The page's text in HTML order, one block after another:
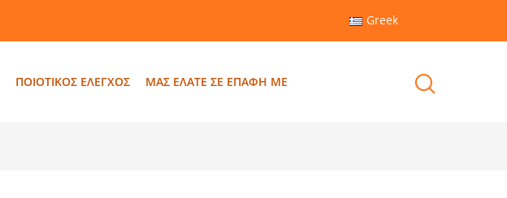
Greek
ΠΟΙΟΤΙΚΌΣ ΈΛΕΓΧΟΣ ΜΑΣ ΕΛΆΤΕ ΣΕ ΕΠΑΦΉ ΜΕ